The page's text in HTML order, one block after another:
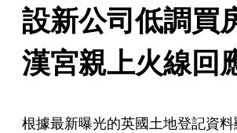
設新公司低調買
漢宮親上火線回
根據最新曝光的英國土地登記資